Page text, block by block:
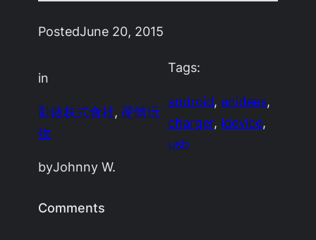
PostedJune 20, 2015
in
勸敗株式會社, 硬體玩
物
byJohnny W.
Tags:
android, anidees
charger, idevice
usb
Comments